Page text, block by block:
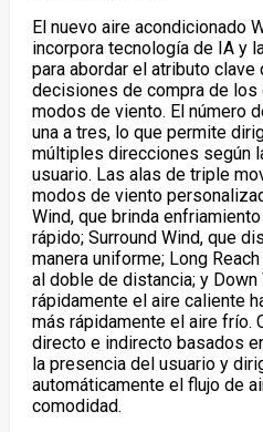
El nuevo aire acondicionado
incorpora tecnología de IA y
para abordar el atributo clave
decisiones de compra de
modos de viento. El número
una a tres, lo que permite
múltiples direcciones según
usuario. Las alas de triple
modos de viento
Wind, que brinda
rápido; Surround Wind, que
manera uniforme; Long
al doble de distancia; y Down
rápidamente el aire caliente
más rápidamente el aire frío.
directo e indirecto basados
la presencia del usuario y
automáticamente el flujo de
comodidad.